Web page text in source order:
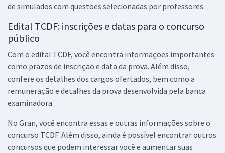
de simulados com questões selecionadas por professores.
Edital TCDF: inscrições e datas para o concurso
público
Com o edital TCDF, você encontra informações importantes
como prazos de inscrição e data da prova. Além disso,
confere os detalhes dos cargos ofertados, bem como a
remuneração e detalhes da prova desenvolvida pela banca
examinadora.
No Gran, você encontra essas e outras informações sobre o
concurso TCDF. Além disso, ainda é possível encontrar outros
concursos que podem interessar você e aumentar suas